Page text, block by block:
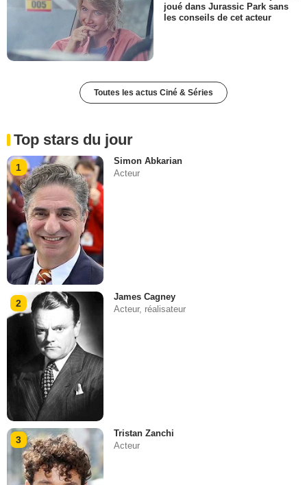
joué dans Jurassic Park sans
les conseils de cet acteur
Toutes les actus Ciné & Séries
Top stars du jour
1
Simon Abkarian
Acteur
2
James Cagney
Acteur, réalisateur
3
Tristan Zanchi
Acteur